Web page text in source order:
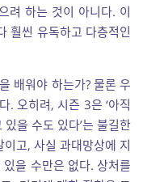
려 하는 것이 아니다. 이
훨씬 유독하고 다층적인
배워야 하는가? 물론 우
. 오히려, 시즌 3은 ‘아직
을 수도 있다’는 불길한
고, 사실 과대망상에 지
을 수만은 없다. 상처를